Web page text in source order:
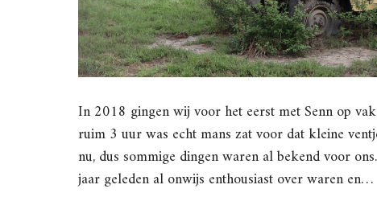
In 2018 gingen wij voor het eerst met Senn op
ruim 3 uur was echt mans zat voor dat kleine
nu, dus sommige dingen waren al bekend voor
jaar geleden al onwijs enthousiast over waren en…